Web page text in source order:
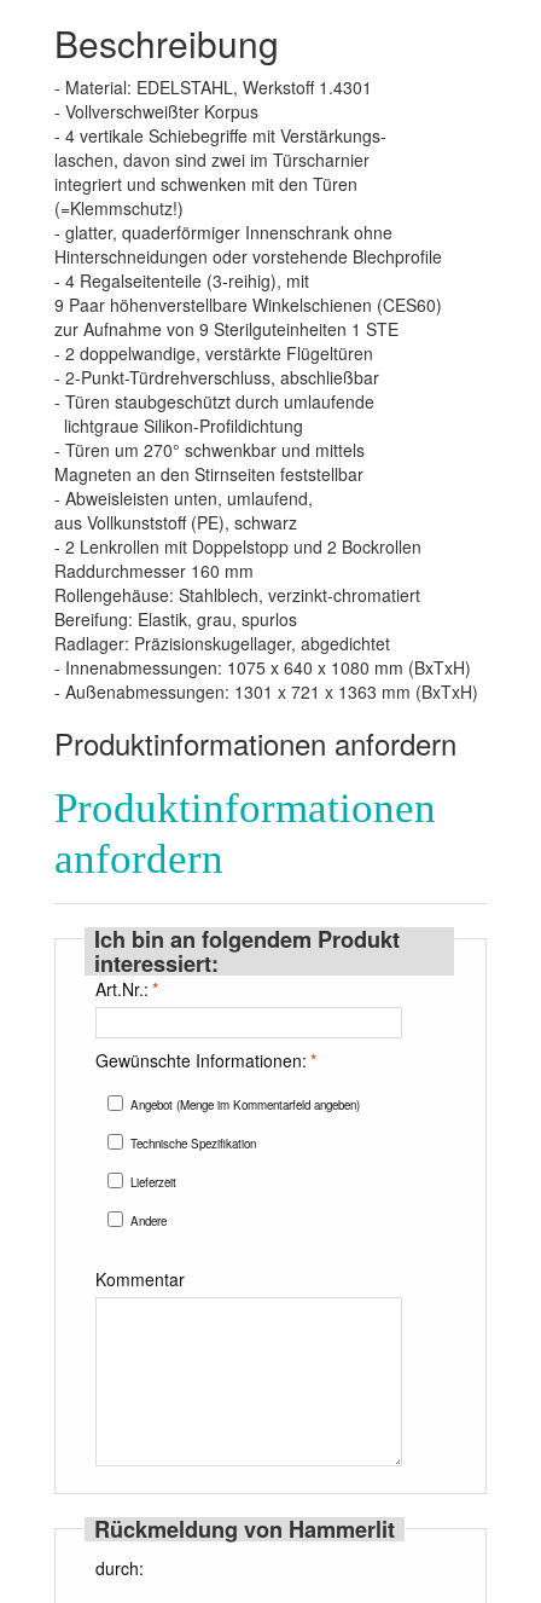
Beschreibung
- Material: EDELSTAHL, Werkstoff 1.4301
- Vollverschweißter Korpus
- 4 vertikale Schiebegriffe mit Verstärkungs-
laschen, davon sind zwei im Türscharnier
integriert und schwenken mit den Türen
(=Klemmschutz!)
- glatter, quaderförmiger Innenschrank ohne
Hinterschneidungen oder vorstehende Blechprofile
- 4 Regalseitenteile (3-reihig), mit
9 Paar höhenverstellbare Winkelschienen (CES60)
zur Aufnahme von 9 Sterilguteinheiten 1 STE
- 2 doppelwandige, verstärkte Flügeltüren
- 2-Punkt-Türdrehverschluss, abschließbar
- Türen staubgeschützt durch umlaufende
lichtgraue Silikon-Profildichtung
- Türen um 270° schwenkbar und mittels
Magneten an den Stirnseiten feststellbar
- Abweisleisten unten, umlaufend,
aus Vollkunststoff (PE), schwarz
- 2 Lenkrollen mit Doppelstopp und 2 Bockrollen
Raddurchmesser 160 mm
Rollengehäuse: Stahlblech, verzinkt-chromatiert
Bereifung: Elastik, grau, spurlos
Radlager: Präzisionskugellager, abgedichtet
- Innenabmessungen: 1075 x 640 x 1080 mm (BxTxH)
- Außenabmessungen: 1301 x 721 x 1363 mm (BxTxH)
Produktinformationen anfordern
Produktinformationen
anfordern
Ich bin an folgendem Produkt
interessiert:
*
Art.Nr.:
*
Gewünschte Informationen:
Angebot (Menge im Kommentarfeld angeben)
Technische Spezifikation
Lieferzeit
Andere
Kommentar
Rückmeldung von Hammerlit
durch: